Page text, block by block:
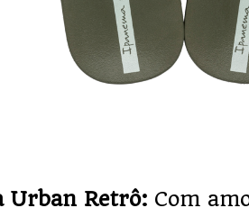
Urban Retrô: Com